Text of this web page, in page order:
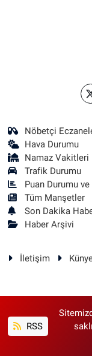
Nöbetçi
Hava Durumu
Namaz Vakitleri
Trafik Durumu
Puan Durumu
Tüm Manşetler
Son Dakika
Haber Arşivi
İletişim
RSS